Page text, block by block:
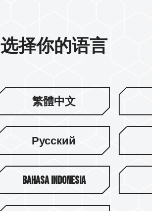
选择你的语言
繁體中文
Русский
Bahasa Indonesia